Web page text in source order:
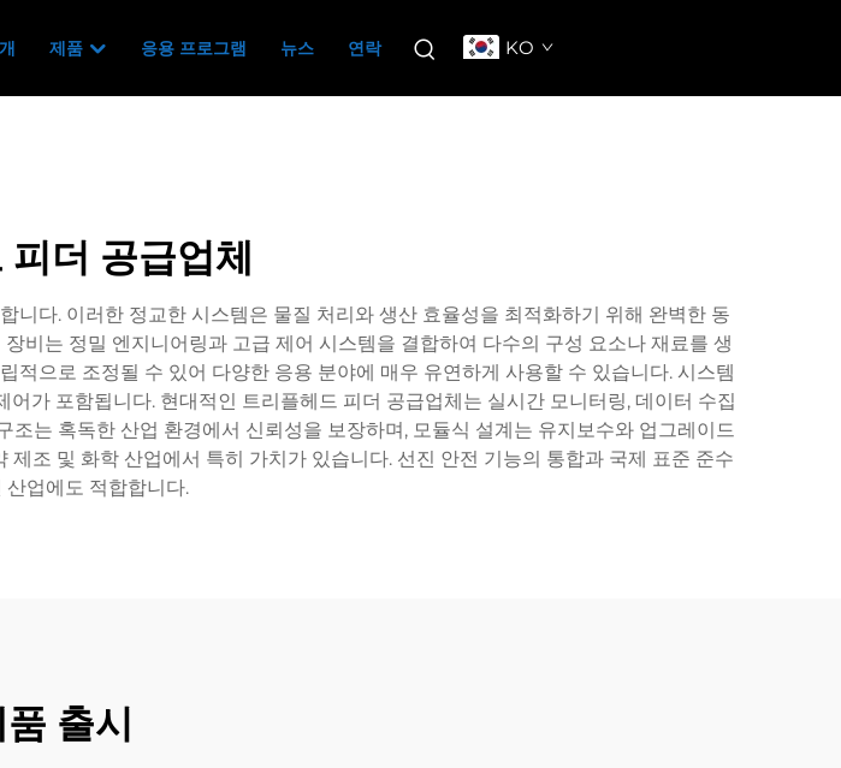
제품 응용 프로그램 뉴스 연락 KO
더 공급업체
다. 이러한 정교한 시스템은 물질 처리와 생산 효율성을 최적화하기 위해 완벽한 동
비는 정밀 엔지니어링과 고급 제어 시스템을 결합하여 다수의 구성 요소나 재료를 생
적으로 조정될 수 있어 다양한 응용 분야에 매우 유연하게 사용할 수 있습니다. 시스템
가 포함됩니다. 현대적인 트리플헤드 피더 공급업체는 실시간 모니터링, 데이터 수집
는 혹독한 산업 환경에서 신뢰성을 보장하며, 모듈식 설계는 유지보수와 업그레이드
조 및 화학 산업에서 특히 가치가 있습니다. 선진 안전 기능의 통합과 국제 표준 준수
산업에도 적합합니다.
출시